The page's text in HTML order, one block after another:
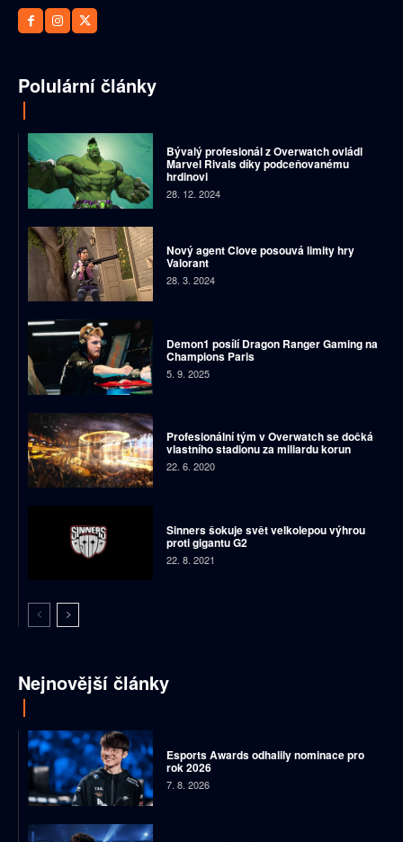
Polulární články
Bývalý profesionál z Overwatch ovládl
Marvel Rivals díky podceňovanému
hrdinovi
28. 12. 2024
Nový agent Clove posouvá limity hry
Valorant
28. 3. 2024
Demon1 posílí Dragon Ranger Gaming na
Champions Paris
5. 9. 2025
Profesionální tým v Overwatch se dočká
vlastního stadionu za miliardu korun
22. 6. 2020
Sinners šokuje svět velkolepou výhrou
proti gigantu G2
22. 8. 2021
Nejnovější články
Esports Awards odhalily nominace pro
rok 2026
7. 8. 2026